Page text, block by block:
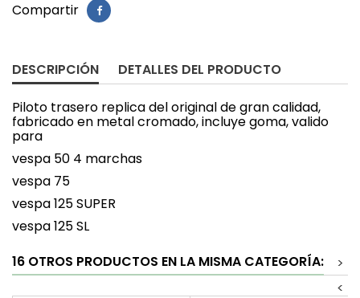
Compartir
DESCRIPCIÓN DETALLES DEL PRODUCTO
Piloto trasero replica del original de gran calidad,
fabricado en metal cromado, incluye goma, valido
para
vespa 50 4 marchas
vespa 75
vespa 125 SUPER
vespa 125 SL
16 OTROS PRODUCTOS EN LA MISMA CATEGORÍA:
>
<